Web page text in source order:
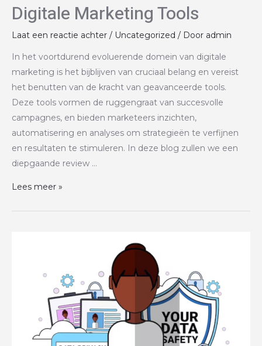
Digitale Marketing Tools
Laat een reactie achter / Uncategorized / Door admin
In het voortdurend evoluerende domein van digitale
marketing is het bijblijven van cruciaal belang en vereist
het benutten van de kracht van geavanceerde tools.
Deze tools vormen de ruggengraat van succesvolle
campagnes, en bieden marketeers inzichten,
automatisering en analyses om strategieën te verfijnen
en resultaten te stimuleren. In deze blog zullen we een
diepgaande review …
Lees meer »